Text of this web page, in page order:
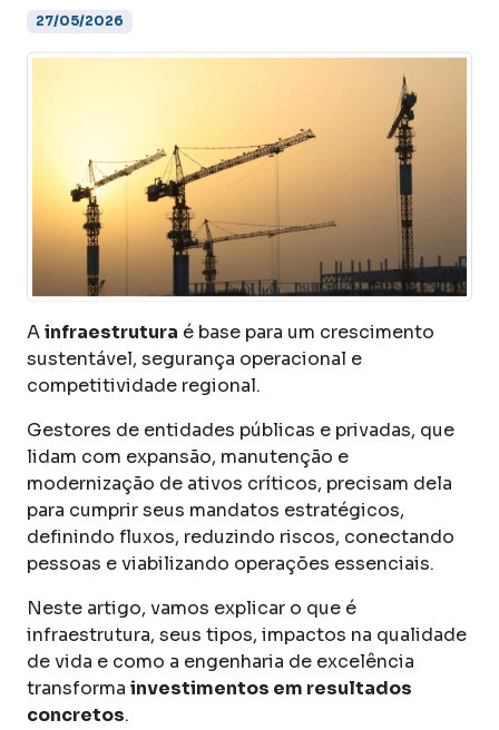
27/05/2026
Ainfraestrutura é base para um crescimento
sustentável, segurança operacional e
competitividade regional.
Gestores de entidades públicas e privadas, que
lidam com expansão, manutenção e
modernização de ativos críticos, precisam dela
para cumprir seus mandatos estratégicos,
definindo fluxos, reduzindo riscos, conectando
pessoas e viabilizando operações essenciais.
Neste artigo, vamos explicar o que é
infraestrutura, seus tipos, impactos na qualidade
de vida e como a engenharia de excelência
transforma investimentos em resultados
concretos.